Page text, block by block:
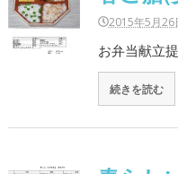
2015年5月26
お弁当献立
続きを読む